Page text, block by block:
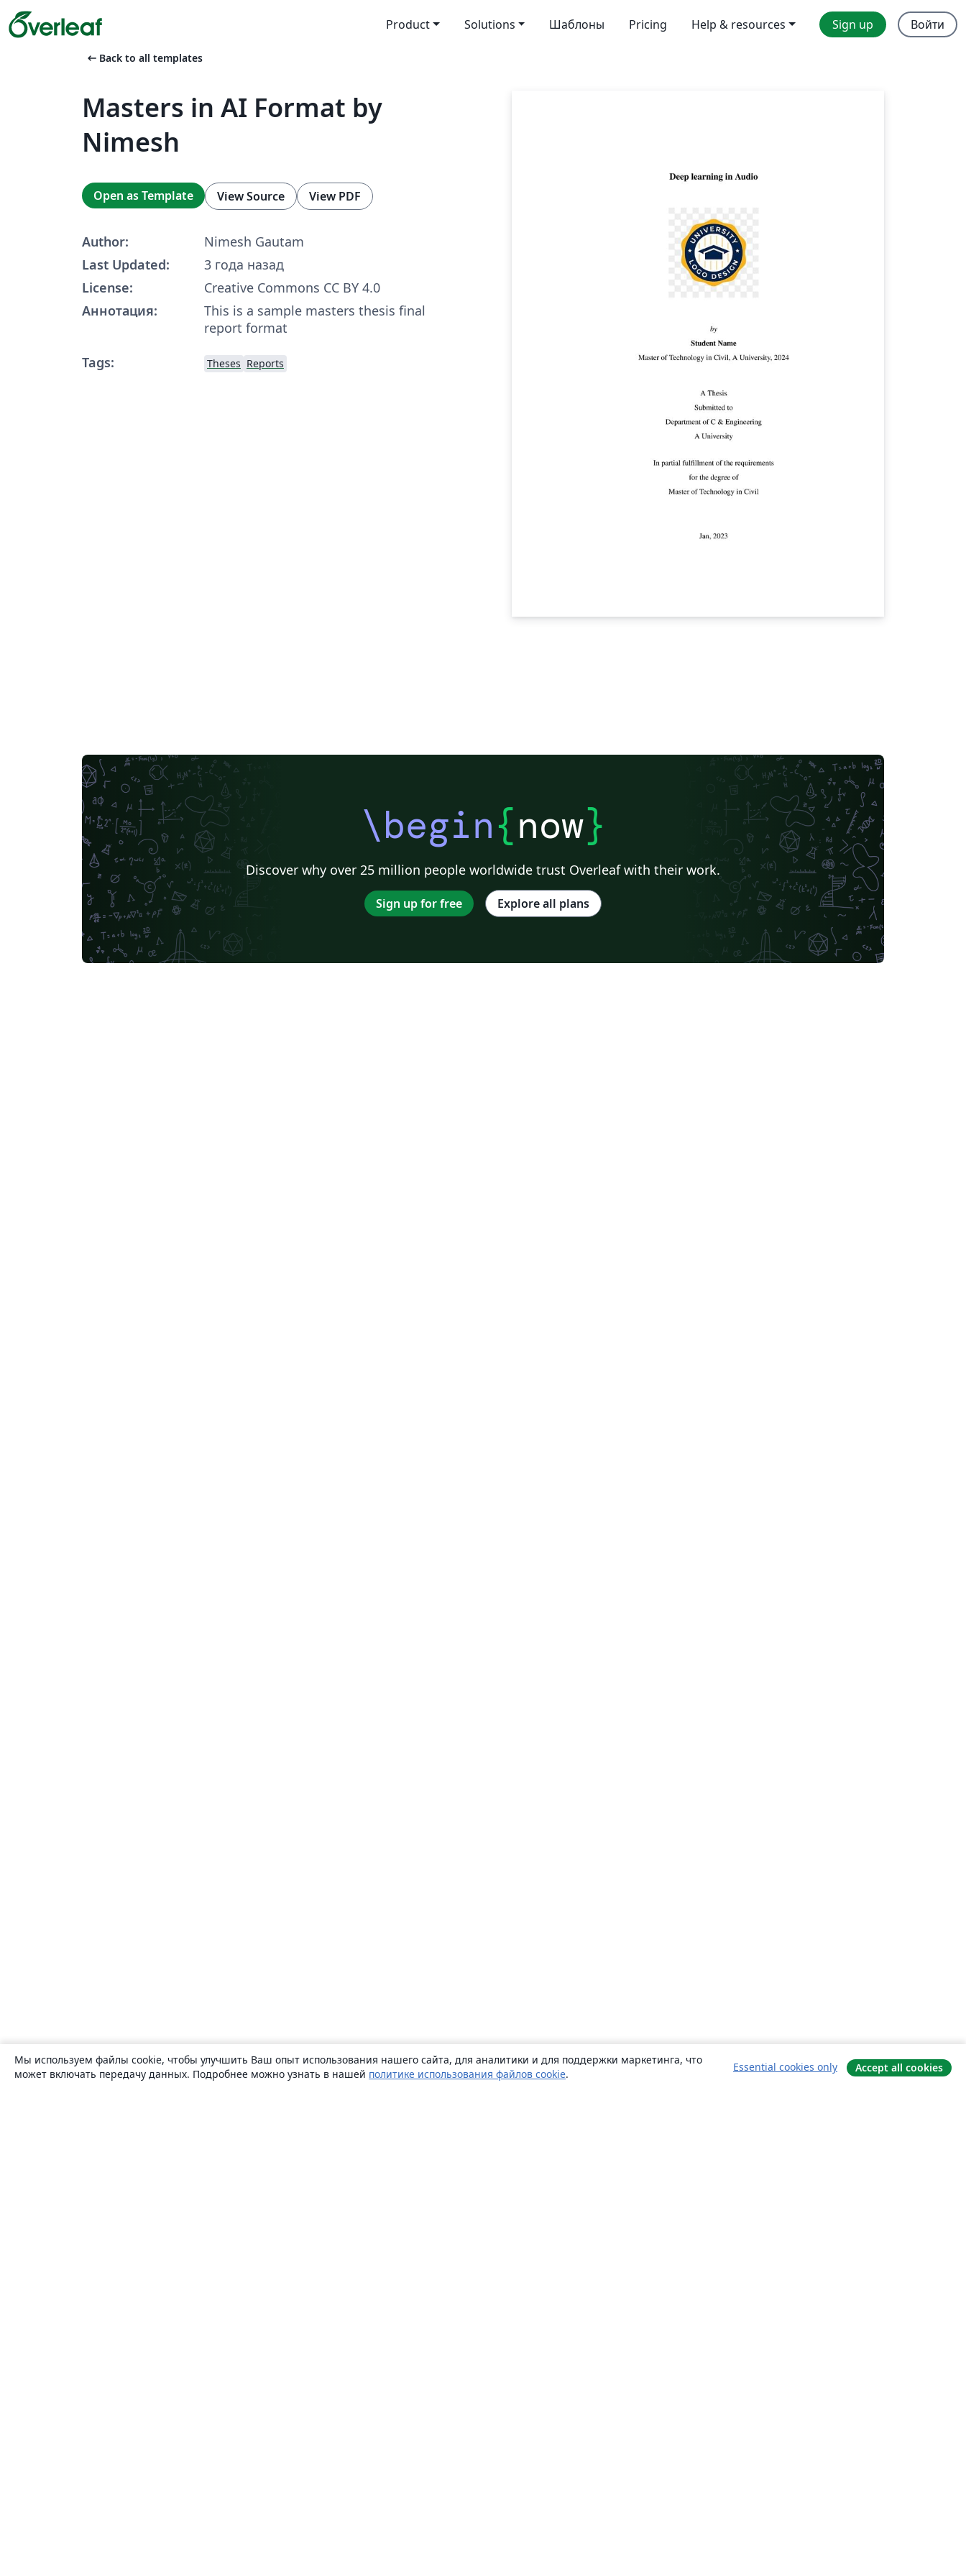
Product Solutions Шаблоны Pricing Help & resources Sign up Войти
arrow_left_alt Back to all templates
Masters in AI Format by
Nimesh
Open as Template View Source View PDF
Author:
Nimesh Gautam
Last Updated:
3 года назад
License:
Creative Commons CC BY 4.0
Аннотация:
This is a sample masters thesis final
report format
Tags:
Theses Reports
\begin{now}
Discover why over 25 million people worldwide trust Overleaf with their work.
Sign up for free Explore all plans
Мы используем файлы cookie, чтобы улучшить Ваш опыт использования нашего сайта, для аналитики и для поддержки маркетинга, что
может включать передачу данных. Подробнее можно узнать в нашей политике использования файлов cookie.
Essential cookies only Accept all cookies